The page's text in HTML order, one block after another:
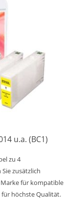
u.a. (BC1)
zu 4
zusätzlich
Marke für kompatible
höchste Qualität.